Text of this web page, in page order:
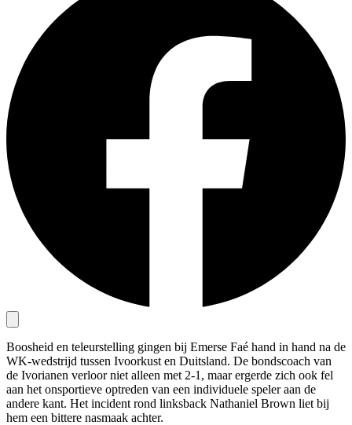
Boosheid en teleurstelling gingen bij Emerse Faé hand in hand na de
WK-wedstrijd tussen Ivoorkust en Duitsland. De bondscoach van
de Ivorianen verloor niet alleen met 2-1, maar ergerde zich ook fel
aan het onsportieve optreden van een individuele speler aan de
andere kant. Het incident rond linksback Nathaniel Brown liet bij
hem een bittere nasmaak achter.